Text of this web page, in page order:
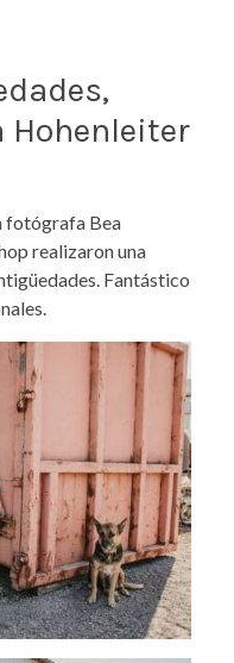
Hohenleiter
fotógrafa Bea
realizaron una
Fantástico